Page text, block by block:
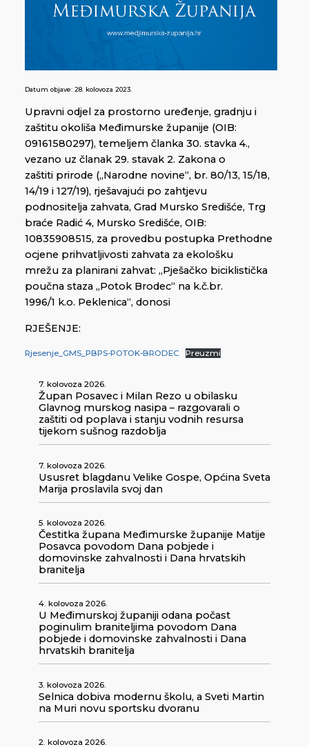
Datum objave: 28. kolovoza 2023.
Upravni odjel za prostorno uređenje, gradnju i
zaštitu okoliša Međimurske županije (OIB:
09161580297), temeljem članka 30. stavka 4.,
vezano uz članak 29. stavak 2. Zakona o
zaštiti prirode („Narodne novine“, br. 80/13, 15/18,
14/19 i 127/19), rješavajući po zahtjevu
podnositelja zahvata, Grad Mursko Središće, Trg
braće Radić 4, Mursko Središće, OIB:
10835908515, za provedbu postupka Prethodne
ocjene prihvatljivosti zahvata za ekološku
mrežu za planirani zahvat: „Pješačko biciklistička
poučna staza „Potok Brodec“ na k.č.br.
1996/1 k.o. Peklenica“, donosi
RJEŠENJE:
Rjesenje_GMS_PBPS-POTOK-BRODEC Preuzmi
7. kolovoza 2026.
Župan Posavec i Milan Rezo u obilasku
Glavnog murskog nasipa – razgovarali o
zaštiti od poplava i stanju vodnih resursa
tijekom sušnog razdoblja
7. kolovoza 2026.
Ususret blagdanu Velike Gospe, Općina Sveta
Marija proslavila svoj dan
5. kolovoza 2026.
Čestitka župana Međimurske županije Matije
Posavca povodom Dana pobjede i
domovinske zahvalnosti i Dana hrvatskih
branitelja
4. kolovoza 2026.
U Međimurskoj županiji odana počast
poginulim braniteljima povodom Dana
pobjede i domovinske zahvalnosti i Dana
hrvatskih branitelja
3. kolovoza 2026.
Selnica dobiva modernu školu, a Sveti Martin
na Muri novu sportsku dvoranu
2. kolovoza 2026.